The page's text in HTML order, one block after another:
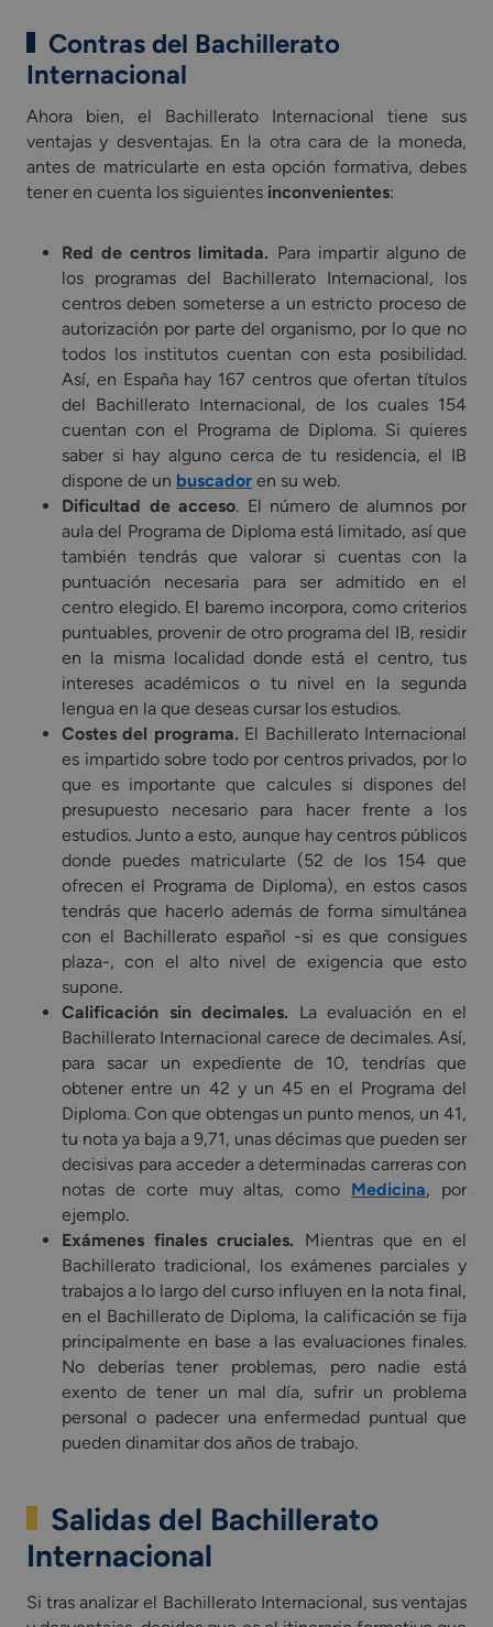
Contras del Bachillerato
Internacional
Ahora bien, el Bachillerato Internacional tiene sus
ventajas y desventajas. En la otra cara de la moneda,
antes de matricularte en esta opción formativa, debes
tener en cuenta los siguientes inconvenientes:
Red de centros limitada. Para impartir alguno de
los programas del Bachillerato Internacional, los
centros deben someterse a un estricto proceso de
autorización por parte del organismo, por lo que no
todos los institutos cuentan con esta posibilidad.
Así, en España hay 167 centros que ofertan títulos
del Bachillerato Internacional, de los cuales 154
cuentan con el Programa de Diploma. Si quieres
saber si hay alguno cerca de tu residencia, el IB
dispone de un buscador en su web.
Dificultad de acceso. El número de alumnos por
aula del Programa de Diploma está limitado, así que
también tendrás que valorar si cuentas con la
puntuación necesaria para ser admitido en el
centro elegido. El baremo incorpora, como criterios
puntuables, provenir de otro programa del IB, residir
en la misma localidad donde está el centro, tus
intereses académicos o tu nivel en la segunda
lengua en la que deseas cursar los estudios.
Costes del programa. El Bachillerato Internacional
es impartido sobre todo por centros privados, por lo
que es importante que calcules si dispones del
presupuesto necesario para hacer frente a los
estudios. Junto a esto, aunque hay centros públicos
donde puedes matricularte (52 de los 154 que
ofrecen el Programa de Diploma), en estos casos
tendrás que hacerlo además de forma simultánea
con el Bachillerato español -si es que consigues
plaza-, con el alto nivel de exigencia que esto
supone.
Calificación sin decimales. La evaluación en el
Bachillerato Internacional carece de decimales. Así,
para sacar un expediente de 10, tendrías que
obtener entre un 42 y un 45 en el Programa del
Diploma. Con que obtengas un punto menos, un 41,
tu nota ya baja a 9,71, unas décimas que pueden ser
decisivas para acceder a determinadas carreras con
notas de corte muy altas, como Medicina, por
ejemplo.
Exámenes finales cruciales. Mientras que en el
Bachillerato tradicional, los exámenes parciales y
trabajos a lo largo del curso influyen en la nota final,
en el Bachillerato de Diploma, la calificación se fija
principalmente en base a las evaluaciones finales.
No deberías tener problemas, pero nadie está
exento de tener un mal día, sufrir un problema
personal o padecer una enfermedad puntual que
pueden dinamitar dos años de trabajo.
Salidas del Bachillerato
Internacional
Si tras analizar el Bachillerato Internacional, sus ventajas